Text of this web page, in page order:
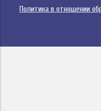
Политика в отношении